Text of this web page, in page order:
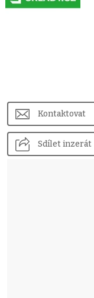
Kontaktovat
Sdílet inzerát